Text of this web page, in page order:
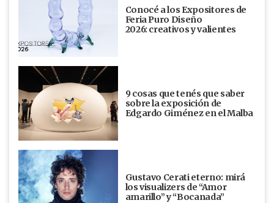
Conocé a los Expositores de
Feria Puro Diseño
2026: creativos y valientes
9 cosas que tenés que saber
sobre la exposición de
Edgardo Giménez en el Malba
Gustavo Cerati eterno: mirá
los visualizers de “Amor
amarillo” y “Bocanada”